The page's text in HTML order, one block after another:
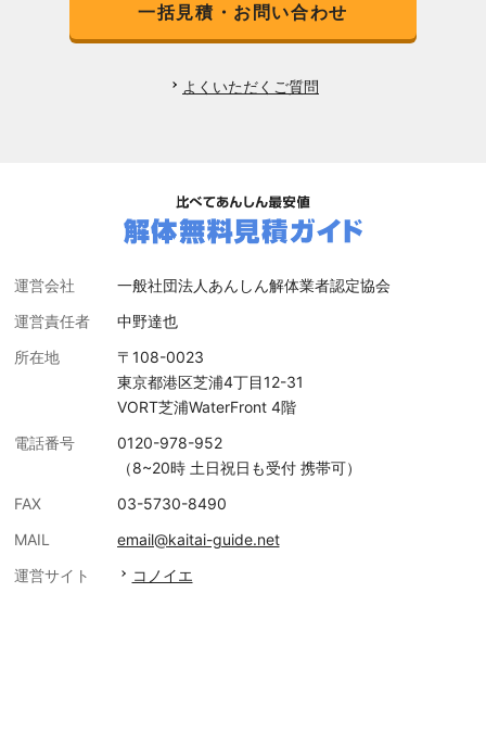
一括見積・お問い合わせ
よくいただくご質問
運営会社
一般社団法人あんしん解体業者認定協会
運営責任者
中野達也
所在地
〒108-0023
東京都港区芝浦4丁目12-31
VORT芝浦WaterFront 4階
電話番号
0120-978-952
（8~20時 土日祝日も受付 携帯可）
FAX
03-5730-8490
MAIL
email@kaitai-guide.net
運営サイト
コノイエ